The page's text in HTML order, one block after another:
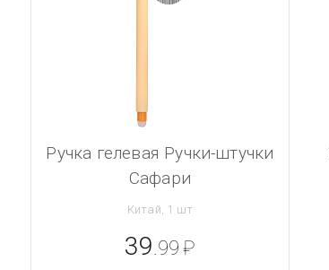
Ручка гелевая Ручки-штучки
Сафари
Китай, 1 шт
39 .99 ₽